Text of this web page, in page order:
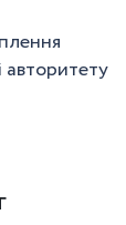
авторитету